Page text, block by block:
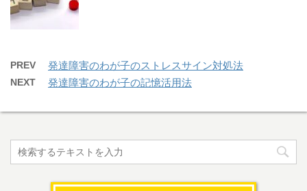
PREV 発達障害のわが子のストレスサイン対処法
NEXT 発達障害のわが子の記憶活用法